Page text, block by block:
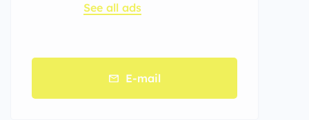
See all ads
E-mail